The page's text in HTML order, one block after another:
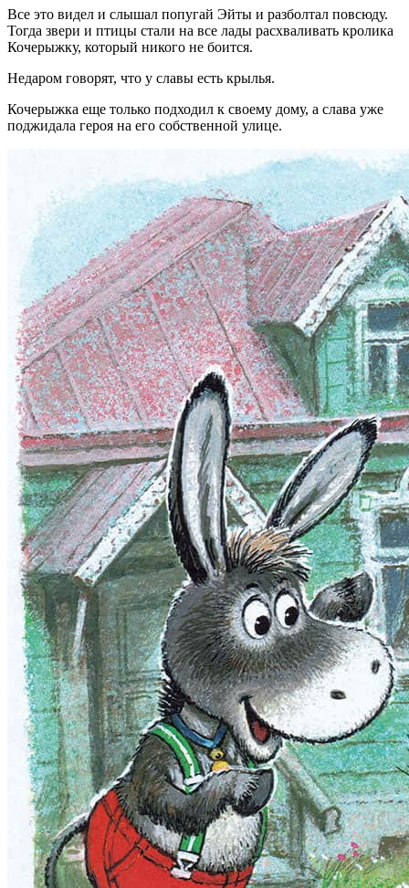
Все это видел и слышал попугай Эйты и разболтал повсюду.
Тогда звери и птицы стали на все лады расхваливать кролика
Кочерыжку, который никого не боится.
Недаром говорят, что у славы есть крылья.
Кочерыжка еще только подходил к своему дому, а слава уже
поджидала героя на его собственной улице.